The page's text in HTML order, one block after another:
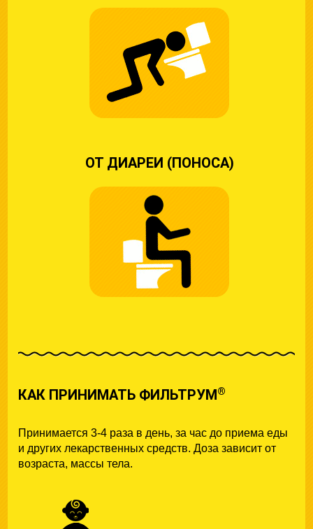
ОТ ДИАРЕИ (ПОНОСА)
КАК ПРИНИМАТЬ ФИЛЬТРУМ®
Принимается 3-4 раза в день, за час до приема еды
и других лекарственных средств. Доза зависит от
возраста, мaссы тела.